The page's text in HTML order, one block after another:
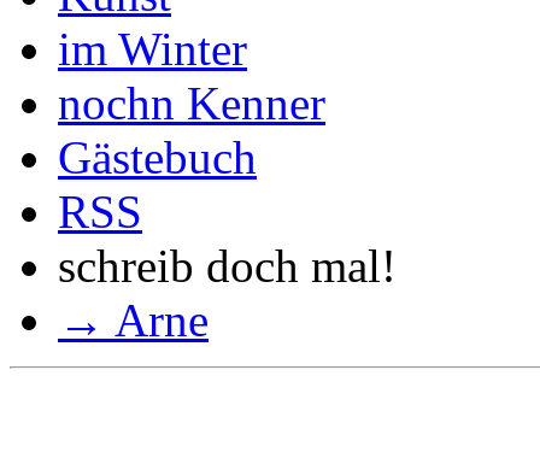
im Winter
nochn Kenner
Gästebuch
RSS
schreib doch mal!
→ Arne